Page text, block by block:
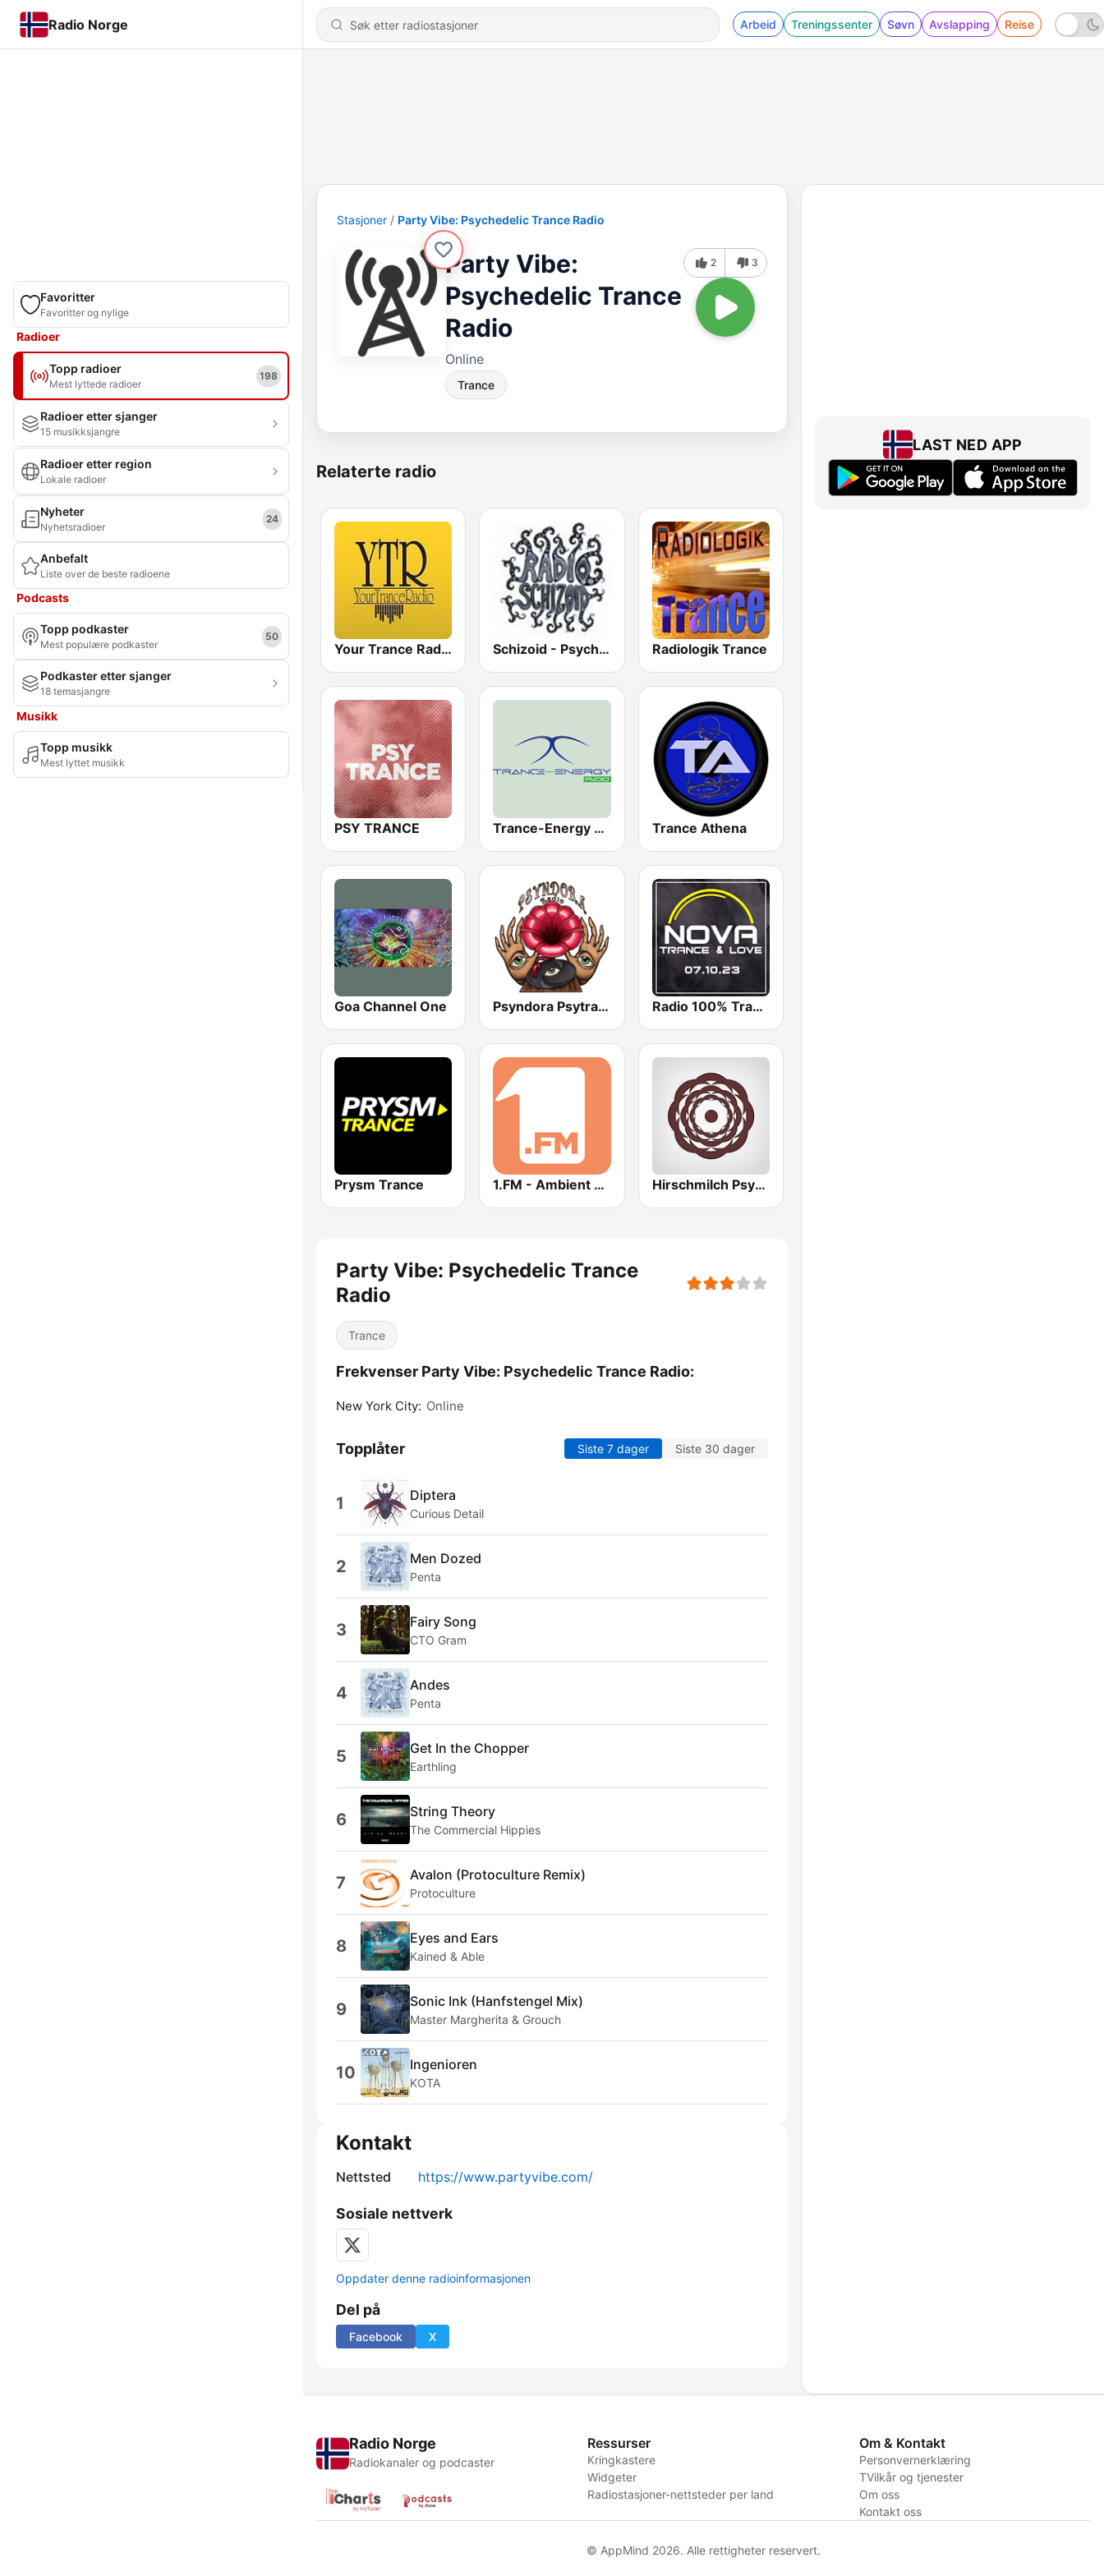
Radio Norge Arbeid Treningssenter Søvn Avslapping Reise
Favoritter
Favoritter og nylige
Radioer
Topp radioer
Mest lyttede radioer
198
Radioer etter sjanger
15 musikksjangre
Radioer etter region
Lokale radioer
Nyheter
Nyhetsradioer
24
Anbefalt
Liste over de beste radioene
Podcasts
Topp podkaster
Mest populære podkaster
50
Podkaster etter sjanger
18 temasjangre
Musikk
Topp musikk
Mest lyttet musikk
Stasjoner Party Vibe: Psychedelic Trance Radio
Party Vibe:
Psychedelic Trance
Radio
Online
Trance
2 3
Relaterte radio
Your Trance Radio Schizoid - Psychedelic Trance Radiologik Trance
PSY TRANCE Trance-Energy Radio Trance Athena
Goa Channel One Psyndora Psytrance Radio 100% Trance
Prysm Trance 1.FM - Ambient Psychill Hirschmilch Psytrance
Party Vibe: Psychedelic Trance
Radio
Trance
Frekvenser Party Vibe: Psychedelic Trance Radio:
New York City: Online
Topplåter Siste 7 dager Siste 30 dager
1 Diptera
Curious Detail
2 Men Dozed
Penta
3 Fairy Song
CTO Gram
4 Andes
Penta
5 Get In the Chopper
Earthling
6 String Theory
The Commercial Hippies
7 Avalon (Protoculture Remix)
Protoculture
8 Eyes and Ears
Kained & Able
9 Sonic Ink (Hanfstengel Mix)
Master Margherita & Grouch
10 Ingenioren
KOTA
Kontakt
Nettsted https://www.partyvibe.com/
Sosiale nettverk
Oppdater denne radioinformasjonen
Del på
Facebook X
LAST NED APP
Radio Norge
Radiokanaler og podcaster
Ressurser
Kringkastere
Widgeter
Radiostasjoner-nettsteder per land
Om & Kontakt
Personvernerklæring
TVilkår og tjenester
Om oss
Kontakt oss
© AppMind 2026. Alle rettigheter reservert.